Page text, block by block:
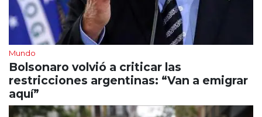
Mundo
Bolsonaro volvió a criticar las
restricciones argentinas: “Van a emigrar
aquí”